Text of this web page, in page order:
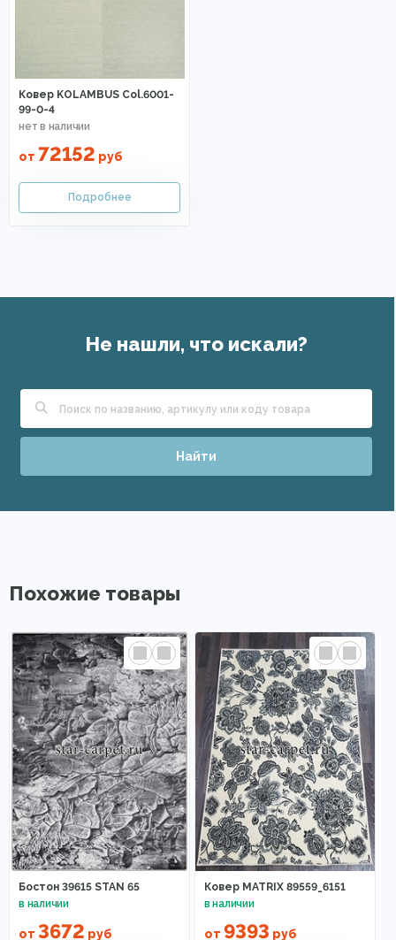
Ковер KOLAMBUS Col.6001-
99-0-4
от 72152 руб
Не нашли, что искали?
Найти
Похожие товары
Бостон 39615 STAN 65
от 3672 руб
Ковер MATRIX 89559_6151
от 9393 руб